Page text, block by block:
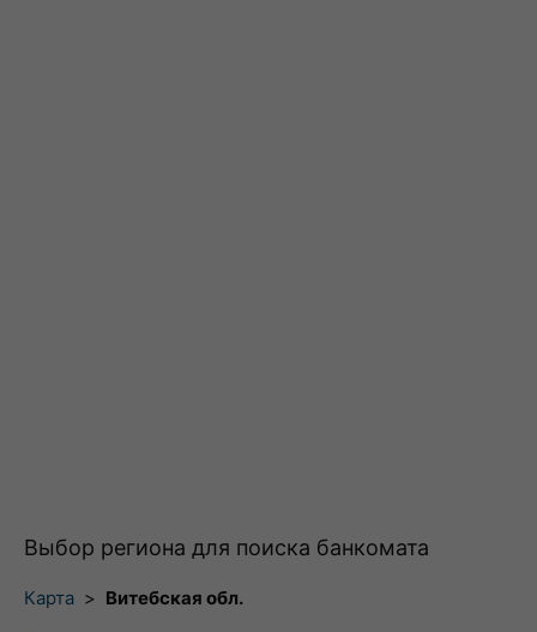
Выбор региона для поиска банкомата
Карта > Витебская обл.